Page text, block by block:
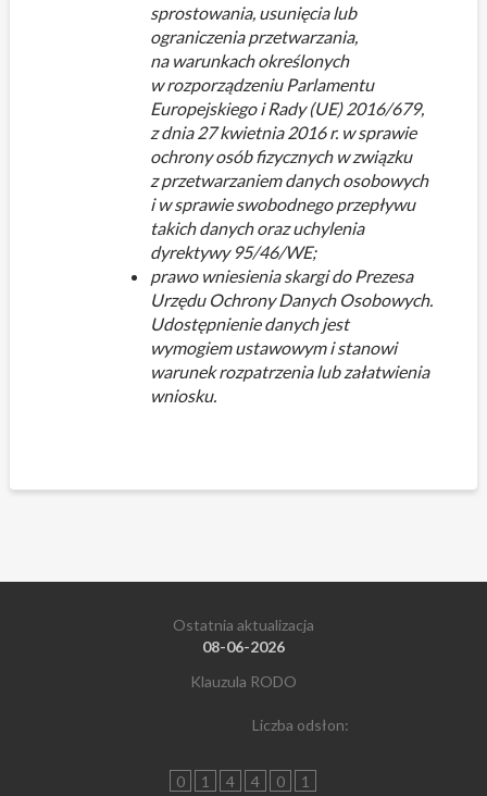
sprostowania, usunięcia lub
ograniczenia przetwarzania,
na warunkach określonych
w rozporządzeniu Parlamentu
Europejskiego i Rady (UE) 2016/679,
z dnia 27 kwietnia 2016 r. w sprawie
ochrony osób fizycznych w związku
z przetwarzaniem danych osobowych
i w sprawie swobodnego przepływu
takich danych oraz uchylenia
dyrektywy 95/46/WE;
prawo wniesienia skargi do Prezesa
Urzędu Ochrony Danych Osobowych.
Udostępnienie danych jest
wymogiem ustawowym i stanowi
warunek rozpatrzenia lub załatwienia
wniosku.
Ostatnia aktualizacja
08-06-2026
Klauzula RODO
Liczba odsłon:
0 1 4 4 0 1